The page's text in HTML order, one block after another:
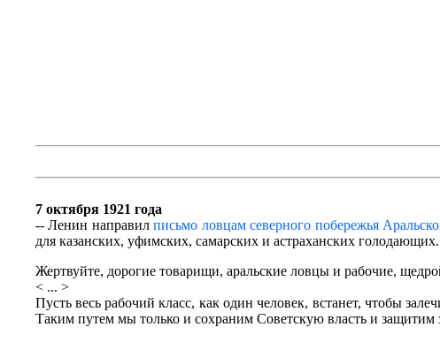
7 октября 1921 года
-- Ленин направилписьмо ловцам северного побережья
для казанских, уфимских, самарских и астраханских голодающих.
Жертвуйте, дорогие товарищи, аральские ловцы и рабочие,
< ... >
Пусть весь рабочий класс, как один человек, встанет, чтобы
Таким путем мы только и сохраним Советскую власть и защитим